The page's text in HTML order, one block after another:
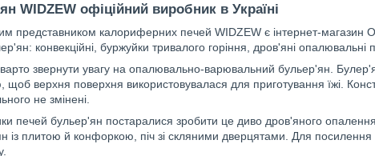
WIDZEW офіційний виробник в Україні
представником калориферних печей WIDZEW є інтернет-магазин
конвекційні, буржуйки тривалого горіння, дров'яні опалювальні
звернути увагу на опалювально-варювальний бульер'ян.
верхня поверхня використовувалася для приготування їжі.
не змінені.
печей бульер'ян постаралися зробити це диво дров'яного
із плитою й конфоркою, піч зі скляними дверцятами. Для